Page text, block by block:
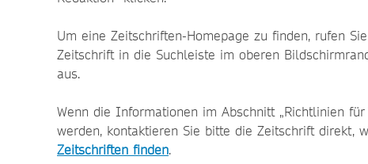
Um eine Zeitschriften-Homepage zu finden, rufen Sie
Zeitschrift in die Suchleiste im oberen
aus.
Wenn die Informationen im Abschnitt „Richtlinien
werden, kontaktieren Sie bitte die Zeitschrift direkt,
Zeitschriften finden.